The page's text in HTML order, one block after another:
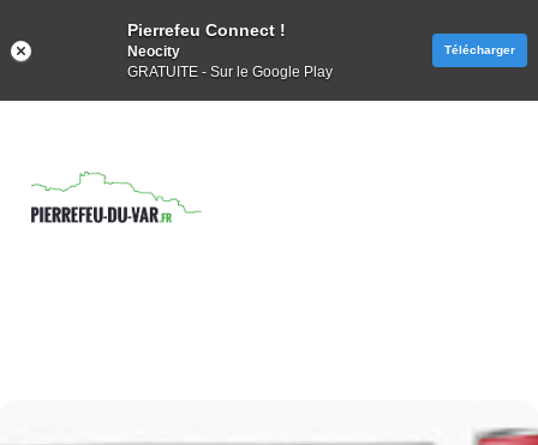
Pierrefeu Connect !
Neocity
GRATUITE - Sur le Google Play
Télécharger